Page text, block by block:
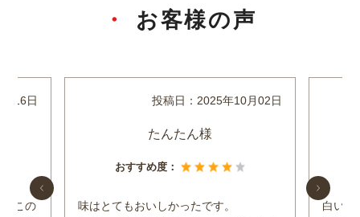
お客様の声
16日
この
たんたん様
投稿日： 2025年10月02日
おすすめ度：
味はとてもおいしかったです。
白いか